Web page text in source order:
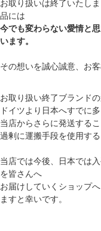
お取り扱いは終了いたし
品には
今でも変わらない愛情と
います。
その想いを誠心誠意、お
お取り扱い終了ブランド
ドイツより日本へすでに
当店からさらに発送する
過剰に運搬手段を使用す
当店では今後、日本では
を皆さんへ
お届けしていくショップ
ますと幸いです。